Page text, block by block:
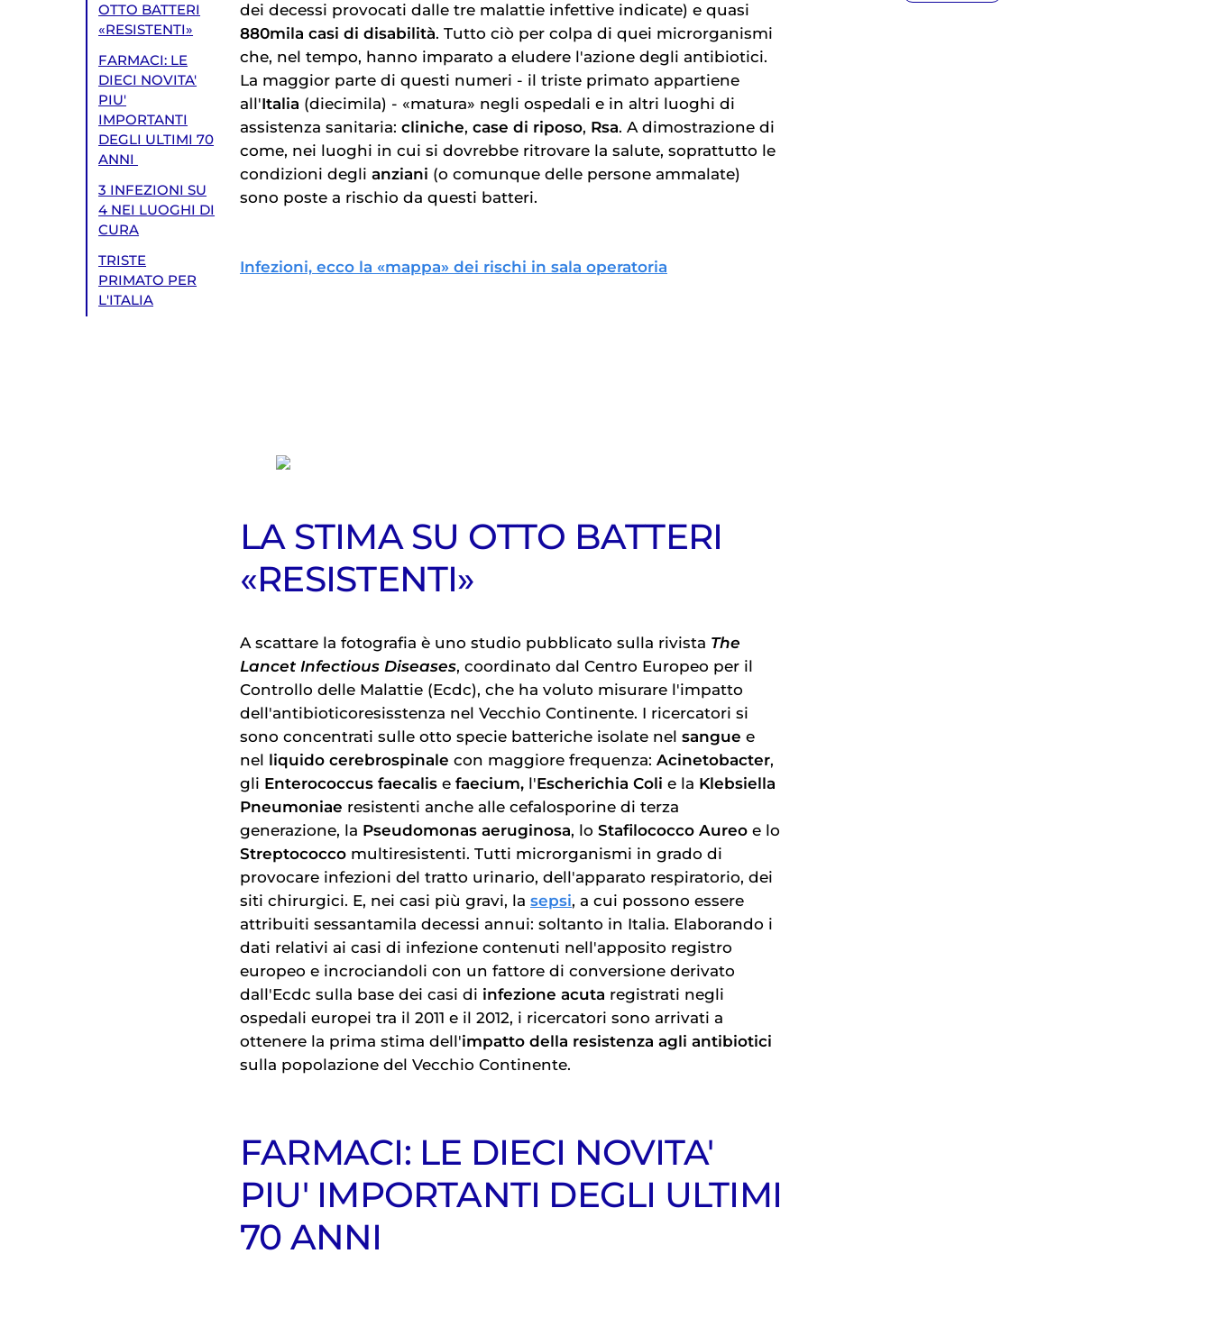
OTTO BATTERI
«RESISTENTI»
FARMACI: LE
DIECI NOVITA'
PIU'
IMPORTANTI
DEGLI ULTIMI 70
ANNI
3 INFEZIONI SU
4 NEI LUOGHI DI
CURA
TRISTE
PRIMATO PER
L'ITALIA
dei decessi provocati dalle tre malattie infettive indicate) e quasi
880mila casi di disabilità. Tutto ciò per colpa di quei microrganismi
che, nel tempo, hanno imparato a eludere l'azione degli antibiotici.
La maggior parte di questi numeri - il triste primato appartiene
all'Italia (diecimila) - «matura» negli ospedali e in altri luoghi di
assistenza sanitaria: cliniche, case di riposo, Rsa. A dimostrazione di
come, nei luoghi in cui si dovrebbe ritrovare la salute, soprattutto le
condizioni degli anziani (o comunque delle persone ammalate)
sono poste a rischio da questi batteri.
Infezioni, ecco la «mappa» dei rischi in sala operatoria
LA STIMA SU OTTO BATTERI
«RESISTENTI»
A scattare la fotografia è uno studio pubblicato sulla rivista The
Lancet Infectious Diseases, coordinato dal Centro Europeo per il
Controllo delle Malattie (Ecdc), che ha voluto misurare l'impatto
dell'antibioticoresisstenza nel Vecchio Continente. I ricercatori si
sono concentrati sulle otto specie batteriche isolate nel sangue e
nel liquido cerebrospinale con maggiore frequenza: Acinetobacter,
gli Enterococcus faecalis e faecium, l'Escherichia Coli e la Klebsiella
Pneumoniae resistenti anche alle cefalosporine di terza
generazione, la Pseudomonas aeruginosa, lo Stafilococco Aureo e lo
Streptococco multiresistenti. Tutti microrganismi in grado di
provocare infezioni del tratto urinario, dell'apparato respiratorio, dei
siti chirurgici. E, nei casi più gravi, la sepsi, a cui possono essere
attribuiti sessantamila decessi annui: soltanto in Italia. Elaborando i
dati relativi ai casi di infezione contenuti nell'apposito registro
europeo e incrociandoli con un fattore di conversione derivato
dall'Ecdc sulla base dei casi di infezione acuta registrati negli
ospedali europei tra il 2011 e il 2012, i ricercatori sono arrivati a
ottenere la prima stima dell'impatto della resistenza agli antibiotici
sulla popolazione del Vecchio Continente.
FARMACI: LE DIECI NOVITA'
PIU' IMPORTANTI DEGLI ULTIMI
70 ANNI